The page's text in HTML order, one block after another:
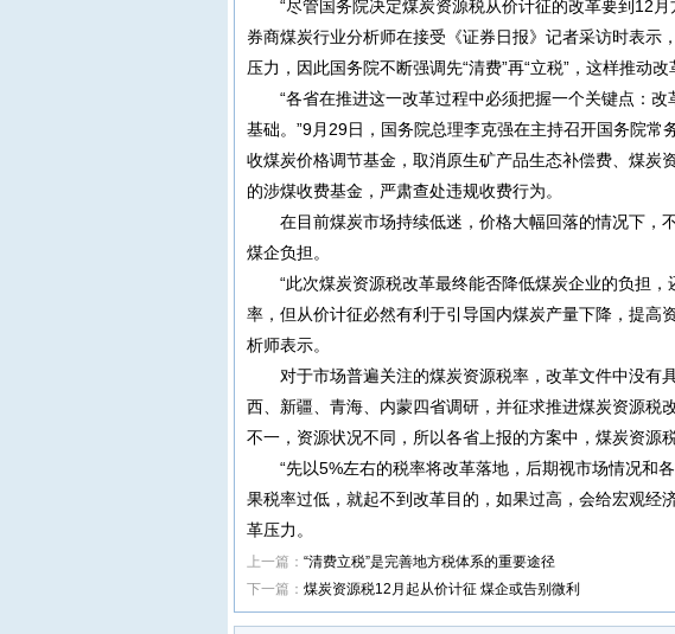
“尽管国务院决定煤炭资源税从价计征的改革要到12月
券商煤炭行业分析师在接受《证券日报》记者采访时表示
压力，因此国务院不断强调先“清费”再“立税”，这样推动改
“各省在推进这一改革过程中必须把握一个关键点：改
基础。”9月29日，国务院总理李克强在主持召开国务院
收煤炭价格调节基金，取消原生矿产品生态补偿费、煤炭
的涉煤收费基金，严肃查处违规收费行为。
在目前煤炭市场持续低迷，价格大幅回落的情况下，
煤企负担。
“此次煤炭资源税改革最终能否降低煤炭企业的负担，
率，但从价计征必然有利于引导国内煤炭产量下降，提高
析师表示。
对于市场普遍关注的煤炭资源税率，改革文件中没有
西、新疆、青海、内蒙四省调研，并征求推进煤炭资源税
不一，资源状况不同，所以各省上报的方案中，煤炭资源
“先以5%左右的税率将改革落地，后期视市场情况和
果税率过低，就起不到改革目的，如果过高，会给宏观经
革压力。
上一篇： “清费立税”是完善地方税体系的重要途径
下一篇： 煤炭资源税12月起从价计征 煤企或告别微利